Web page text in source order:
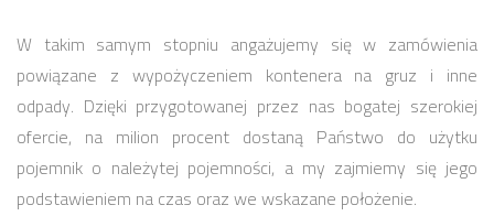
W takim samym stopniu angażujemy się w zamówienia
powiązane z wypożyczeniem kontenera na gruz i inne
odpady. Dzięki przygotowanej przez nas bogatej szerokiej
ofercie, na milion procent dostaną Państwo do użytku
pojemnik o należytej pojemności, a my zajmiemy się jego
podstawieniem na czas oraz we wskazane położenie.